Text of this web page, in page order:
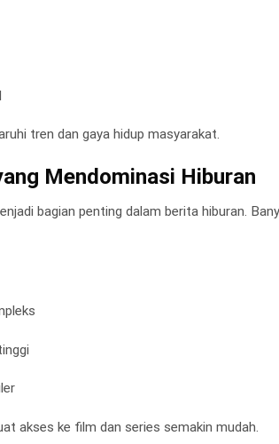
tren dan gaya hidup masyarakat.
Mendominasi Hiburan
bagian penting dalam berita hiburan.
akses ke film dan series semakin mudah.